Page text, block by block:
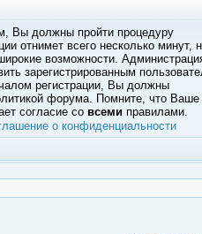
Вы должны пройти процедуру
отнимет всего несколько минут,
возможности.
зарегистрированным
регистрации, Вы должны
форума. Помните, что Ваше
согласие со всеми правилами.
о конфиденциальности